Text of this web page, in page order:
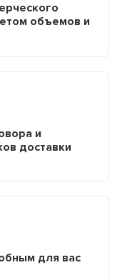
объемов и
и
доставки
для вас